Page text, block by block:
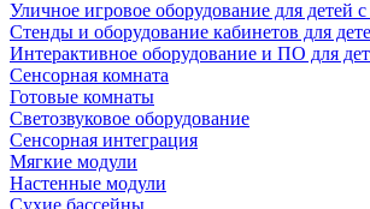
Уличное игровое оборудование для детей
Стенды и оборудование кабинетов для
Интерактивное оборудование и ПО для
Сенсорная комната
Готовые комнаты
Светозвуковое оборудование
Сенсорная интеграция
Мягкие модули
Настенные модули
Сухие бассейны